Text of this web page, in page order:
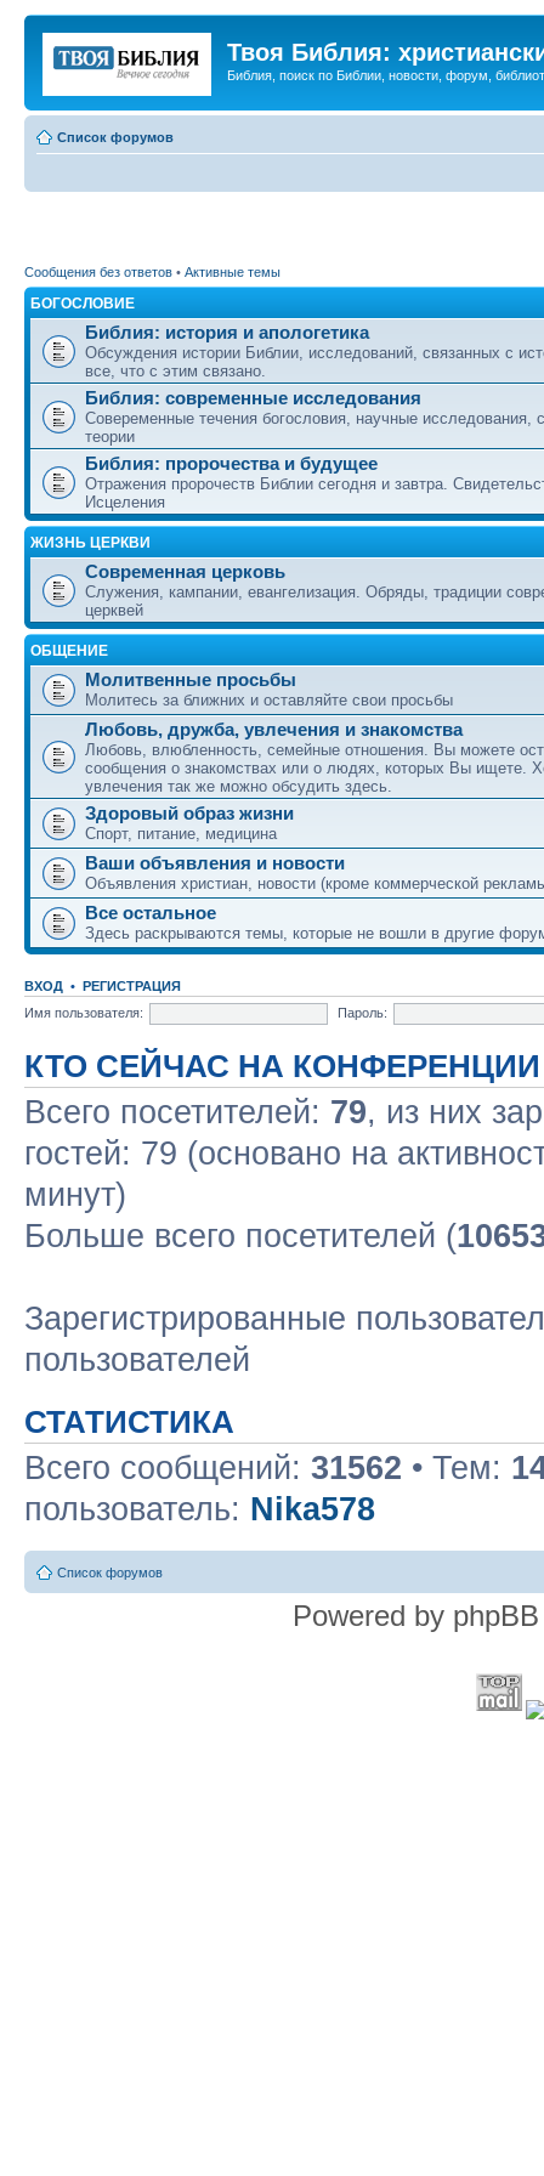
Твоя Библия:
Библия, поиск по Библии, новости, форум,
Список форумов
Сообщения без ответов • Активные темы
БОГОСЛОВИЕ
Библия: история и апологетика
Обсуждения истории Библии, исследований, связанных с
все, что с этим связано.
Библия: современные исследования
Совеременные течения богословия, научные исследования,
теории
Библия: пророчества и будущее
Отражения пророчеств Библии сегодня и завтра.
Исцеления
ЖИЗНЬ ЦЕРКВИ
Современная церковь
Служения, кампании, евангелизация. Обряды, традиции
церквей
ОБЩЕНИЕ
Молитвенные просьбы
Молитесь за ближних и оставляйте свои просьбы
Любовь, дружба, увлечения и знакомства
Любовь, влюбленность, семейные отношения. Вы можете
сообщения о знакомствах или о людях, которых Вы ищете.
увлечения так же можно обсудить здесь.
Здоровый образ жизни
Спорт, питание, медицина
Ваши объявления и новости
Объявления христиан, новости (кроме коммерческой
Все остальное
Здесь раскрываются темы, которые не вошли в другие
ВХОД • РЕГИСТРАЦИЯ
Имя пользователя:
Пароль:
КТО СЕЙЧАС НА КОНФЕРЕНЦИИ
Всего посетителей: 79, из них
гостей: 79 (основано на
минут)
Больше всего посетителей (
Зарегистрированные
пользователей
СТАТИСТИКА
Всего сообщений: 31562 • Тем:
пользователь: Nika578
Список форумов
Powered by